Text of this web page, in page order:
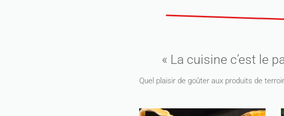
« La cuisine c’est le
Quel plaisir de goûter aux produits de